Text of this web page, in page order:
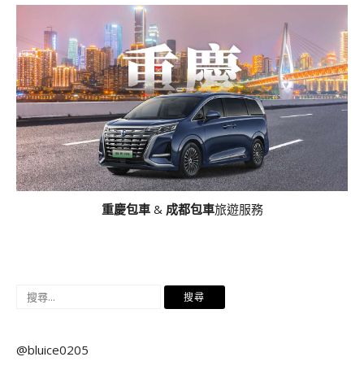
重慶包車& 成都包車旅遊服務
搜
鍵
@bluice0205